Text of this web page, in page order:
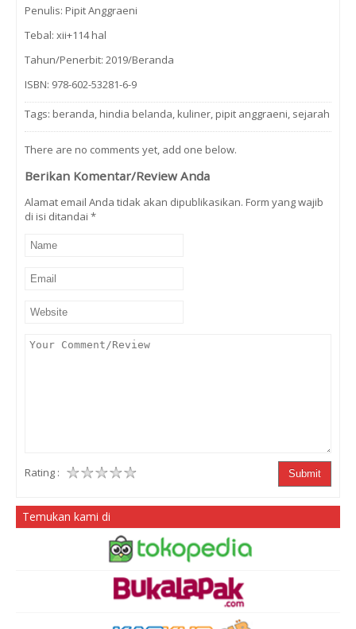
Penulis: Pipit Anggraeni
Tebal: xii+114 hal
Tahun/Penerbit: 2019/Beranda
ISBN: 978-602-53281-6-9
Tags: beranda, hindia belanda, kuliner, pipit anggraeni, sejarah
There are no comments yet, add one below.
Berikan Komentar/Review Anda
Alamat email Anda tidak akan dipublikasikan. Form yang wajib
di isi ditandai *
Rating : Submit
Temukan kami di